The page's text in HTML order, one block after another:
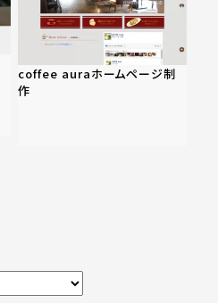
coffee auraホームページ制
作